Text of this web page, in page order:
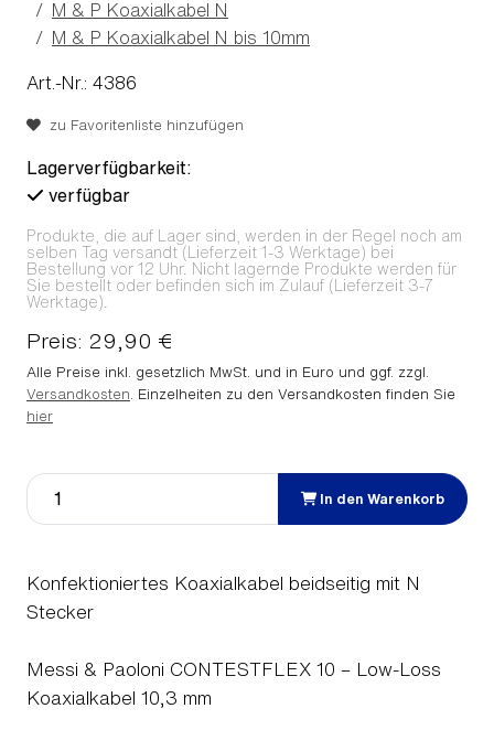
M & P Koaxialkabel N
M & P Koaxialkabel N bis 10mm
Art.-Nr.: 4386
zu Favoritenliste hinzufügen
Lagerverfügbarkeit:
verfügbar
Produkte, die auf Lager sind, werden in der Regel noch am
selben Tag versandt (Lieferzeit 1-3 Werktage) bei
Bestellung vor 12 Uhr. Nicht lagernde Produkte werden für
Sie bestellt oder befinden sich im Zulauf (Lieferzeit 3-7
Werktage).
Preis: 29,90 €
Alle Preise inkl. gesetzlich MwSt. und in Euro und ggf. zzgl.
Versandkosten . Einzelheiten zu den Versandkosten finden Sie
hier
In den Warenkorb
Konfektioniertes Koaxialkabel beidseitig mit N
Stecker
Messi & Paoloni CONTESTFLEX 10 – Low-Loss
Koaxialkabel 10,3 mm